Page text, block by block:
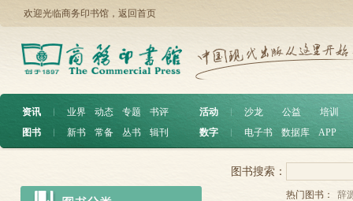
欢迎光临商务印书馆， 返回首页
资讯 ︱ 业界 动态 专题
书评
图书
︱ 新书 常备 丛书 辑刊
活动 沙龙 公益
培训
数字
电子书 数据库 APP
图书搜索：
热门图书： 辞